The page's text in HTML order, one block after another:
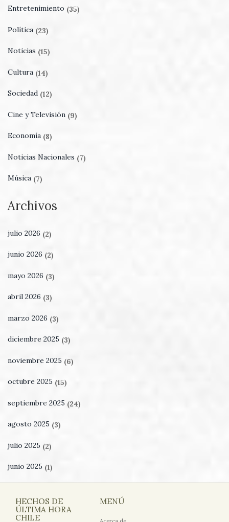
Entretenimiento (35)
Política (23)
Noticias (15)
Cultura (14)
Sociedad (12)
Cine y Televisión (9)
Economía (8)
Noticias Nacionales (7)
Música (7)
Archivos
julio 2026 (2)
junio 2026 (2)
mayo 2026 (3)
abril 2026 (3)
marzo 2026 (3)
diciembre 2025 (3)
noviembre 2025 (6)
octubre 2025 (15)
septiembre 2025 (24)
agosto 2025 (3)
julio 2025 (2)
junio 2025 (1)
HECHOS DE
ÚLTIMA HORA
CHILE
MENÚ